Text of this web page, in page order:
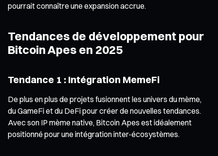
pourrait connaître une expansion accrue.
Tendances de développement pour
Bitcoin Apes en 2025
Tendance 1 : Intégration MemeFi
De plus en plus de projets fusionnent les univers du mème,
du GameFi et du DeFi pour créer de nouvelles tendances.
Avec son IP mème native, Bitcoin Apes est idéalement
positionné pour une intégration inter-écosystèmes.